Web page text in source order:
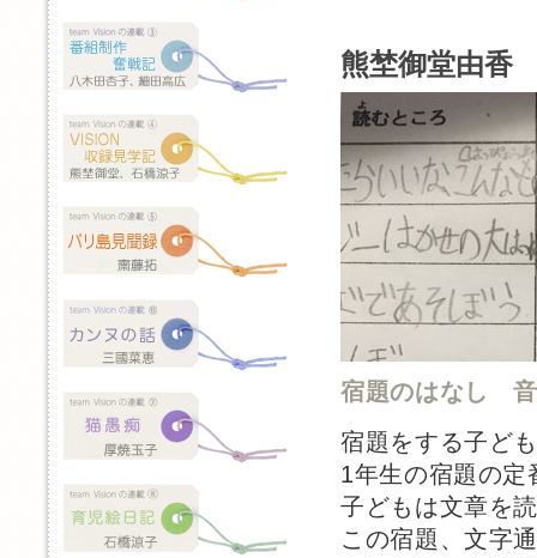
熊埜御堂由香
宿題のはなし
宿題をする子ど
1年生の宿題の定
子どもは文章を
この宿題、文字